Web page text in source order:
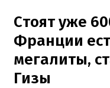
Стоят уже
Франции
мегалиты,
Гизы